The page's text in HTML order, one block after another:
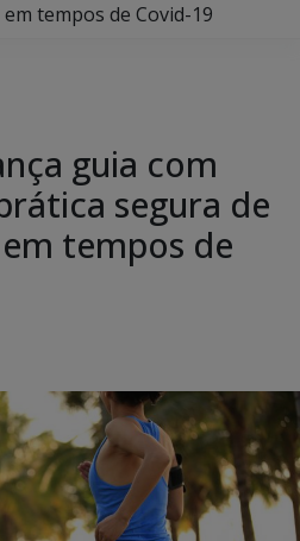
tempos de Covid-19
guia com
segura de
tempos de